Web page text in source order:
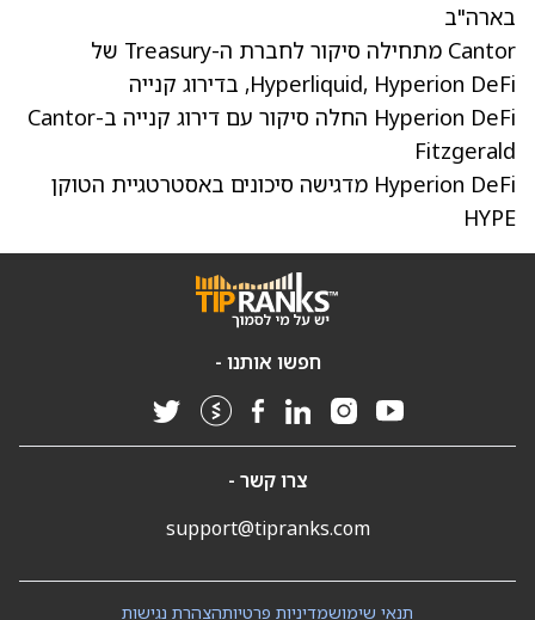
בארה"ב
Cantor מתחילה סיקור לחברת ה-Treasury של
Hyperliquid, Hyperion DeFi, בדירוג קנייה
Hyperion DeFi החלה סיקור עם דירוג קנייה ב-Cantor
Fitzgerald
Hyperion DeFi מדגישה סיכונים באסטרטגיית הטוקן
HYPE
חפשו אותנו -
צרו קשר -
support@tipranks.com
הצהרת נגישותמדיניות פרטיותתנאי שימוש